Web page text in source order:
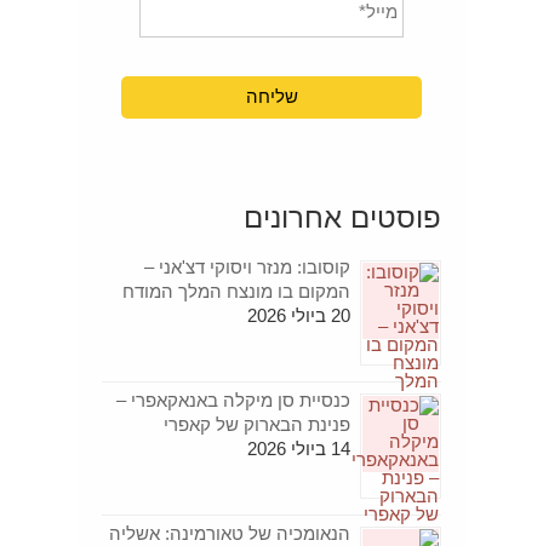
פוסטים אחרונים
קוסובו: מנזר ויסוקי דצ'אני –
המקום בו מונצח המלך המודח
20 ביולי 2026
כנסיית סן מיקלה באנאקאפרי –
פנינת הבארוק של קאפרי
14 ביולי 2026
הנאומכיה של טאורמינה: אשליה